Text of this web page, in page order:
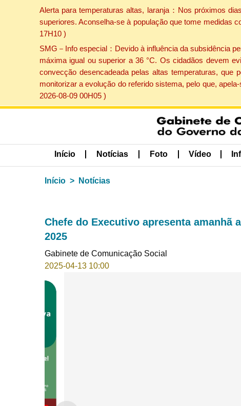
Alerta para temperaturas altas, laranja：Nos próximos
superiores. Aconselha-se à população que tome medidas
17H10 )
SMG－Info especial：Devido à influência da subsidência
máxima igual ou superior a 36 °C. Os cidadãos devem
convecção desencadeada pelas altas temperaturas,
monitorizar a evolução do referido sistema, pelo que,
2026-08-09 00H05 )
Início Notícias Foto Vídeo
Início Notícias
Chefe do Executivo apresenta amanhã
2025
Gabinete de Comunicação Social
2025-04-13 10:00